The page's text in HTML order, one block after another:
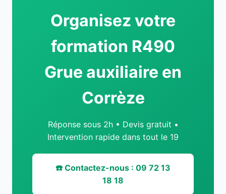
Organisez votre
formation R490
Grue auxiliaire en
Corrèze
Réponse sous 2h • Devis gratuit •
Intervention rapide dans tout le 19
☎️ Contactez-nous : 09 72 13
18 18